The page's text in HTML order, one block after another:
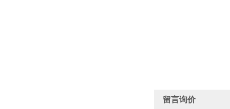
留言询价